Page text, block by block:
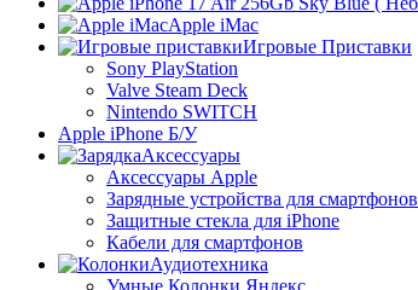
Apple iMac
Игровые Приставки
Sony PlayStation
Valve Steam Deck
Nintendo SWITCH
Apple iPhone Б/У
Аксессуары
Аксессуары Apple
Зарядные устройства для смартфонов
Защитные стекла для iPhone
Кабели для смартфонов
Аудиотехника
Умные Колонки Яндекс